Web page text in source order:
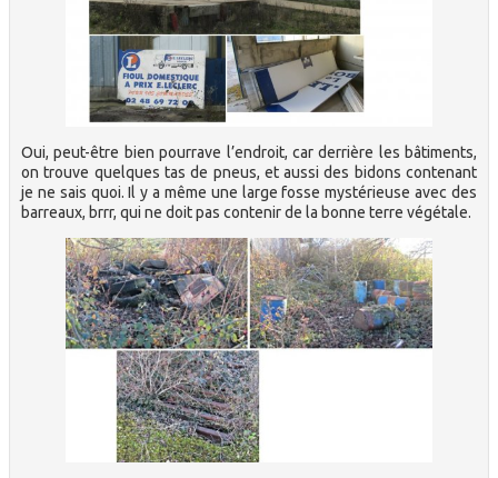
Oui, peut-être bien pourrave l’endroit, car derrière les bâtiments,
on trouve quelques tas de pneus, et aussi des bidons contenant
je ne sais quoi. Il y a même une large fosse mystérieuse avec des
barreaux, brrr, qui ne doit pas contenir de la bonne terre végétale.